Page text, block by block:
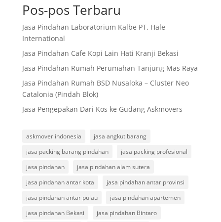
Pos-pos Terbaru
Jasa Pindahan Laboratorium Kalbe PT. Hale
International
Jasa Pindahan Cafe Kopi Lain Hati Kranji Bekasi
Jasa Pindahan Rumah Perumahan Tanjung Mas Raya
Jasa Pindahan Rumah BSD Nusaloka – Cluster Neo
Catalonia (Pindah Blok)
Jasa Pengepakan Dari Kos ke Gudang Askmovers
askmover indonesia
jasa angkut barang
jasa packing barang pindahan
jasa packing profesional
jasa pindahan
jasa pindahan alam sutera
jasa pindahan antar kota
jasa pindahan antar provinsi
jasa pindahan antar pulau
jasa pindahan apartemen
jasa pindahan Bekasi
jasa pindahan Bintaro